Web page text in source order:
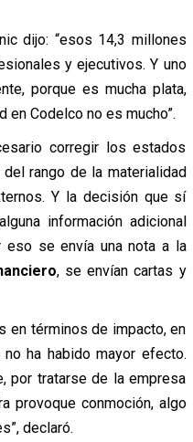
dijo: “esos 14,3 millones
y ejecutivos. Y uno
porque es mucha plata,
Codelco no es mucho”.
corregir los estados
rango de la materialidad
Y la decisión que sí
información adicional
eso se envía una nota a la
, se envían cartas y
en términos de impacto, en
ha habido mayor efecto.
por tratarse de la empresa
provoque conmoción, algo
declaró.